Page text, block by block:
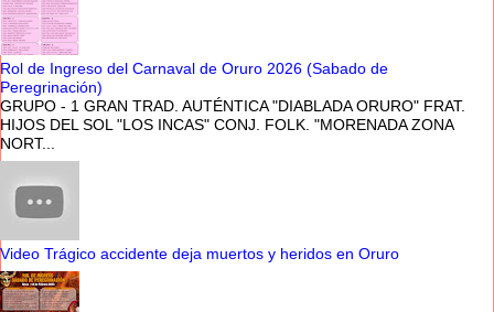
Rol de Ingreso del Carnaval de Oruro 2026 (Sabado de
Peregrinación)
GRUPO - 1 GRAN TRAD. AUTÉNTICA "DIABLADA ORURO" FRAT.
HIJOS DEL SOL "LOS INCAS" CONJ. FOLK. "MORENADA ZONA
NORT...
Video Trágico accidente deja muertos y heridos en Oruro